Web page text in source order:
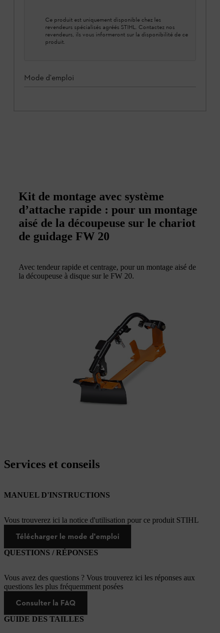
Ce produit est uniquement disponible chez les
revendeurs spécialisés agréés STIHL. Contactez nos
revendeurs, ils vous informeront sur la disponibilité de ce
produit.
Mode d'emploi
Kit de montage avec système
d’attache rapide : pour un montage
aisé de la découpeuse sur le chariot
de guidage FW 20
Avec tendeur rapide et centrage, pour un montage aisé de
la découpeuse à disque sur le FW 20.
Services et conseils
MANUEL D'INSTRUCTIONS
Vous trouverez ici la notice d'utilisation pour ce produit STIHL
Télécharger le mode d'emploi
QUESTIONS / RÉPONSES
Vous avez des questions ? Vous trouverez ici les réponses aux
questions les plus fréquemment posées
Consulter la FAQ
GUIDE DES TAILLES